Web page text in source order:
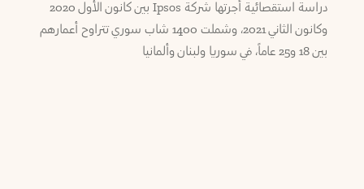
دراسة استقصائية أجرتها شركة Ipsos بين كانون الأول 2020
وكانون الثاني 2021، وشملت 1400 شاب سوري تتراوح أعمارهم
بين 18 و25 عاماً، في سوريا ولبنان وألمانيا